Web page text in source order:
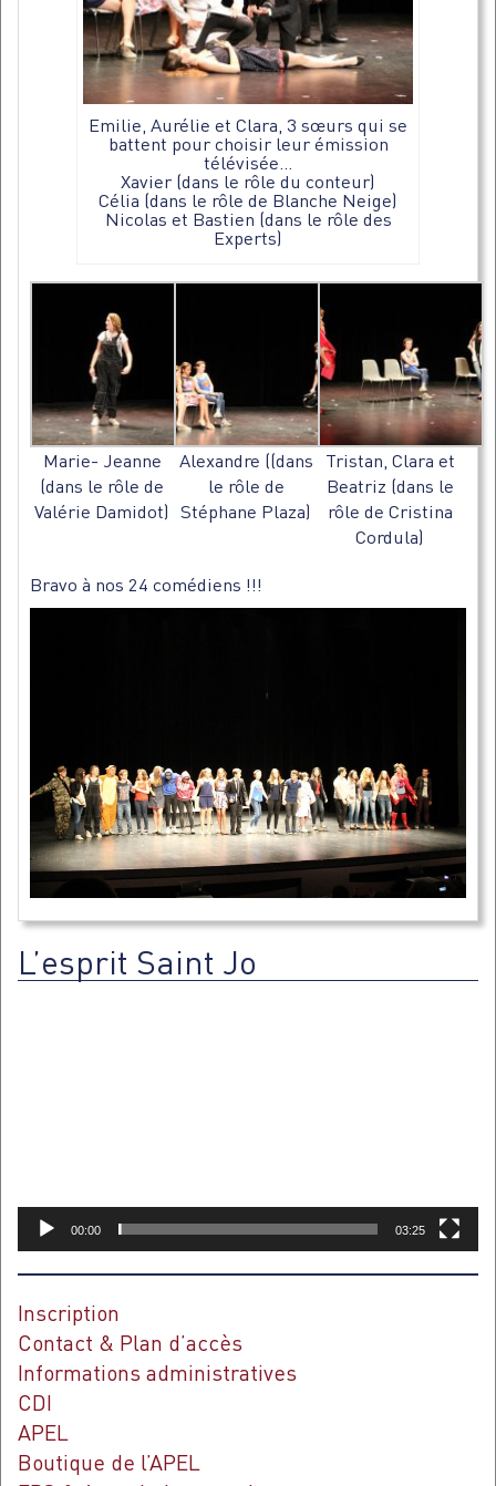
Emilie, Aurélie et Clara, 3 sœurs qui se
battent pour choisir leur émission
télévisée…
Xavier (dans le rôle du conteur)
Célia (dans le rôle de Blanche Neige)
Nicolas et Bastien (dans le rôle des
Experts)
Marie- Jeanne
(dans le rôle de
Valérie Damidot)
Alexandre ((dans
le rôle de
Stéphane Plaza)
Tristan, Clara et
Beatriz (dans le
rôle de Cristina
Cordula)
Bravo à nos 24 comédiens !!!
L’esprit Saint Jo
00:00 03:25
Inscription
Contact & Plan d’accès
Informations administratives
CDI
APEL
Boutique de l’APEL